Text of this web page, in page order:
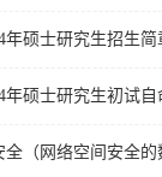
年硕士研究生招生简
年硕士研究生初试
全（网络空间安全